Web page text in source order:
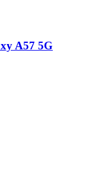
A57 5G